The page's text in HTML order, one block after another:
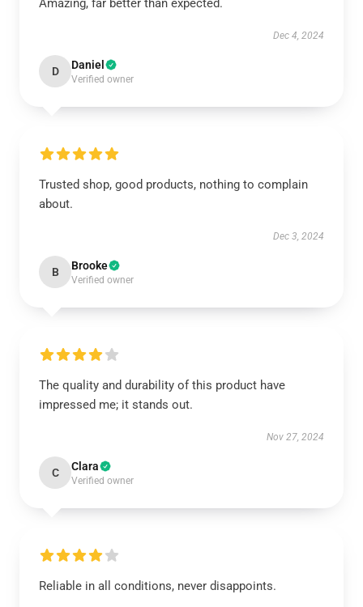
Amazing, far better than expected.
Dec 4, 2024
D Daniel
Verified owner
Trusted shop, good products, nothing to complain
about.
Dec 3, 2024
B Brooke
Verified owner
The quality and durability of this product have
impressed me; it stands out.
Nov 27, 2024
C Clara
Verified owner
Reliable in all conditions, never disappoints.